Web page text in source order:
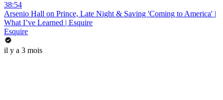
38:54
Arsenio Hall on Prince, Late Night & Saving 'Coming to America' |
What I’ve Learned | Esquire
Esquire
il y a 3 mois